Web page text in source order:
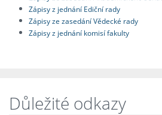
Zápisy z jednání Ediční rady
Zápisy ze zasedání Vědecké rady
Zápisy z jednání komisí fakulty
Důležité odkazy